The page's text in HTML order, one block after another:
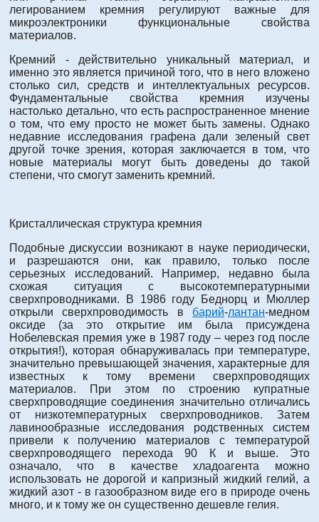
легированием кремния регулируют важные для
микроэлектроники функциональные свойства
материалов.
Кремний - действительно уникальный материал, и
именно это является причиной того, что в него вложено
столько сил, средств и интеллектуальных ресурсов.
Фундаментальные свойства кремния изучены
настолько детально, что есть распространенное мнение
о том, что ему просто не может быть замены. Однако
недавние исследования графена дали зеленый свет
другой точке зрения, которая заключается в том, что
новые материалы могут быть доведены до такой
степени, что смогут заменить кремний.
Кристаллическая структура кремния
Подобные дискуссии возникают в науке периодически,
и разрешаются они, как правило, только после
серьезных исследований. Например, недавно была
схожая ситуация с высокотемпературными
сверхпроводниками. В 1986 году Беднорц и Мюллер
открыли сверхпроводимость в барий-лантан-медном
оксиде (за это открытие им была присуждена
Нобелевская премия уже в 1987 году – через год после
открытия!), которая обнаруживалась при температуре,
значительно превышающей значения, характерные для
известных к тому времени сверхпроводящих
материалов. При этом по строению купратные
сверхпроводящие соединения значительно отличались
от низкотемпературных сверхпроводников. Затем
лавинообразные исследования родственных систем
привели к получению материалов с температурой
сверхпроводящего перехода 90 К и выше. Это
означало, что в качестве хладоагента можно
использовать не дорогой и капризный жидкий гелий, а
жидкий азот - в газообразном виде его в природе очень
много, и к тому же он существенно дешевле гелия.